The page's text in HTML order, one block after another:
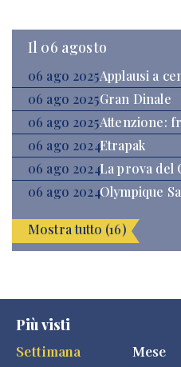
Il 06 agosto
06 ago 2025Applausi a
06 ago 2025Gran Dinale
06 ago 2025Attenzione:
06 ago 2024Etrapak
06 ago 2024La prova del
06 ago 2024Olympique
Mostra tutto (16)
Più visti
Settimana
Mese